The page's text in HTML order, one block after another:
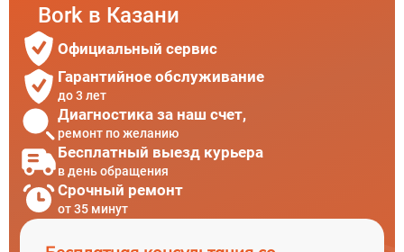
Bork в Казани
Официальный сервис
Гарантийное обслуживание
до 3 лет
Диагностика за наш счет,
ремонт по желанию
Бесплатный выезд курьера
в день обращения
Срочный ремонт
от 35 минут